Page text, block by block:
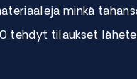
minkä
tehdyt tilaukset